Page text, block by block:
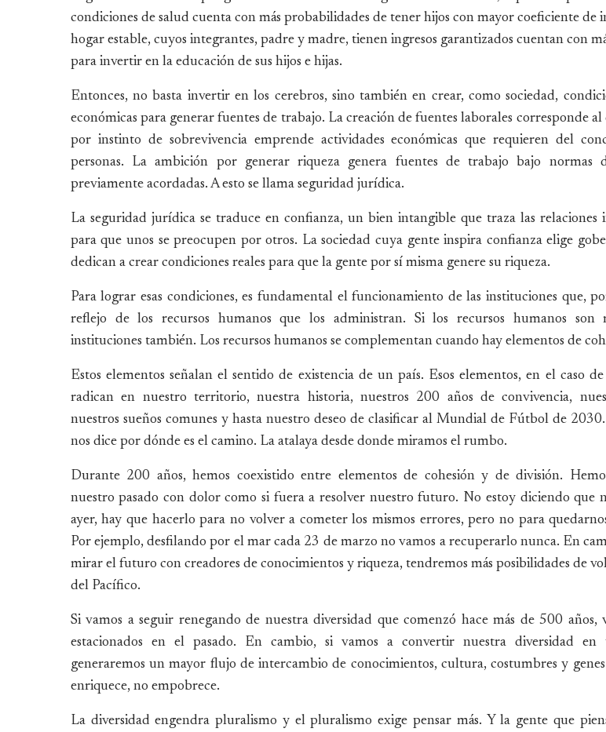
condiciones de salud cuenta con más probabilidades de tener hijos con mayor coeficiente de
hogar estable, cuyos integrantes, padre y madre, tienen ingresos garantizados cuentan con
para invertir en la educación de sus hijos e hijas.
Entonces, no basta invertir en los cerebros, sino también en crear, como sociedad,
económicas para generar fuentes de trabajo. La creación de fuentes laborales corresponde
por instinto de sobrevivencia emprende actividades económicas que requieren del
personas. La ambición por generar riqueza genera fuentes de trabajo bajo normas
previamente acordadas. A esto se llama seguridad jurídica.
La seguridad jurídica se traduce en confianza, un bien intangible que traza las relaciones
para que unos se preocupen por otros. La sociedad cuya gente inspira confianza elige
dedican a crear condiciones reales para que la gente por sí misma genere su riqueza.
Para lograr esas condiciones, es fundamental el funcionamiento de las instituciones que,
reflejo de los recursos humanos que los administran. Si los recursos humanos son
instituciones también. Los recursos humanos se complementan cuando hay elementos de
Estos elementos señalan el sentido de existencia de un país. Esos elementos, en el caso
radican en nuestro territorio, nuestra historia, nuestros 200 años de convivencia,
nuestros sueños comunes y hasta nuestro deseo de clasificar al Mundial de Fútbol de
nos dice por dónde es el camino. La atalaya desde donde miramos el rumbo.
Durante 200 años, hemos coexistido entre elementos de cohesión y de división.
nuestro pasado con dolor como si fuera a resolver nuestro futuro. No estoy diciendo que
ayer, hay que hacerlo para no volver a cometer los mismos errores, pero no para
Por ejemplo, desfilando por el mar cada 23 de marzo no vamos a recuperarlo nunca. En
mirar el futuro con creadores de conocimientos y riqueza, tendremos más posibilidades de
del Pacífico.
Si vamos a seguir renegando de nuestra diversidad que comenzó hace más de 500 años,
estacionados en el pasado. En cambio, si vamos a convertir nuestra diversidad en
generaremos un mayor flujo de intercambio de conocimientos, cultura, costumbres y
enriquece, no empobrece.
La diversidad engendra pluralismo y el pluralismo exige pensar más. Y la gente que